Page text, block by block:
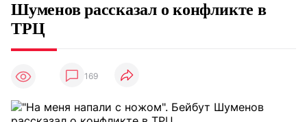
Шуменов рассказал о конфликте в
ТРЦ
169